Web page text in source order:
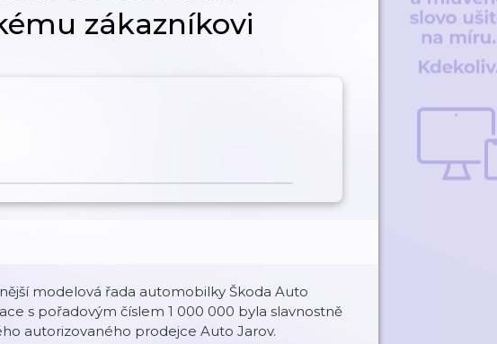
zákazníkovi
modelová řada automobilky Škoda Auto
s pořadovým číslem 1 000 000 byla slavnostně
autorizovaného prodejce Auto Jarov.